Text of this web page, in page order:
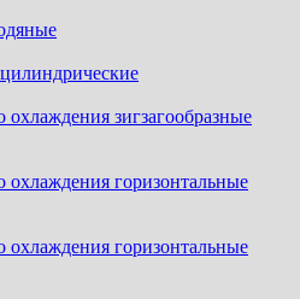
зигзагообразные
горизонтальные
горизонтальные